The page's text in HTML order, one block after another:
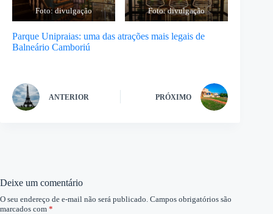
Foto: divulgação Foto: divulgação
Parque Unipraias: uma das atrações mais legais de
Balneário Camboriú
ANTERIOR PRÓXIMO
Deixe um comentário
O seu endereço de e-mail não será publicado. Campos obrigatórios são
marcados com *